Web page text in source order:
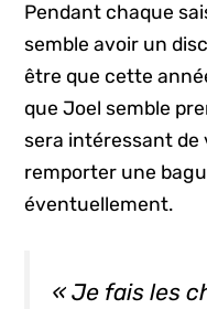
Pendant chaque
semble avoir un
être que cette
que Joel semble
sera intéressant de
remporter une
éventuellement.
« Je fais les